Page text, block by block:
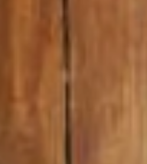
patrimoine